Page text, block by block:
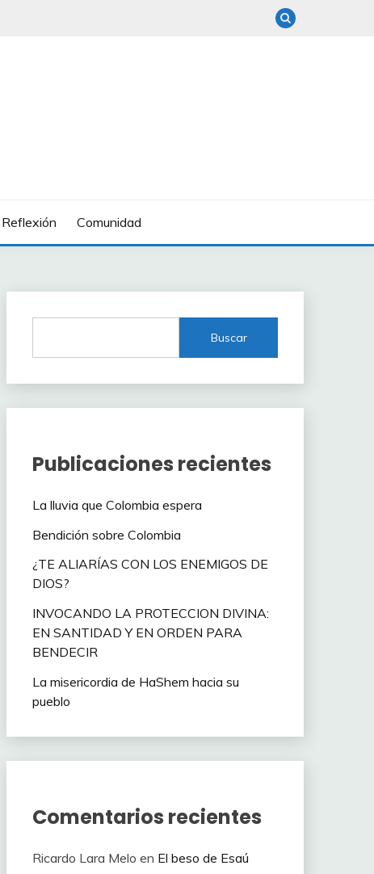
Reflexión Comunidad
Buscar
Publicaciones recientes
La lluvia que Colombia espera
Bendición sobre Colombia
¿TE ALIARÍAS CON LOS ENEMIGOS DE
DIOS?
INVOCANDO LA PROTECCION DIVINA:
EN SANTIDAD Y EN ORDEN PARA
BENDECIR
La misericordia de HaShem hacia su
pueblo
Comentarios recientes
Ricardo Lara Melo en El beso de Esaú